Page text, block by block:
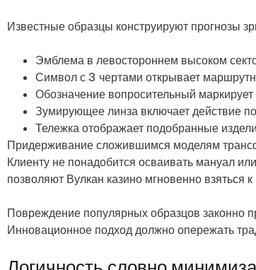
Известные образцы конструируют прогнозы
Эмблема в левостороннем высоком
Символ с 3 чертами открывает
Обозначение вопросительный
Зумирующее линза включает действие
Тележка отображает подобранные
Придерживание сложившимся моделям
Клиенту не понадобится осваивать мануал
позволяют Вулкан казино мгновенно взяться
Повреждение популярных образцов законно
Инновационное подход должно опережать